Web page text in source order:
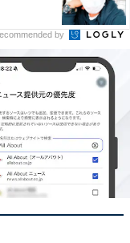
を入れ5～6分。
by